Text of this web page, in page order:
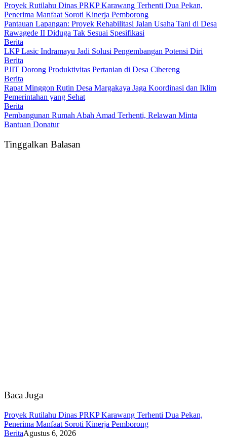
Proyek Rutilahu Dinas PRKP Karawang Terhenti Dua Pekan,
Penerima Manfaat Soroti Kinerja Pemborong
Pantauan Lapangan: Proyek Rehabilitasi Jalan Usaha Tani di Desa
Rawagede II Diduga Tak Sesuai Spesifikasi
Berita
LKP Lasic Indramayu Jadi Solusi Pengembangan Potensi Diri
Berita
PJIT Dorong Produktivitas Pertanian di Desa Cibereng
Berita
Rapat Minggon Rutin Desa Margakaya Jaga Koordinasi dan Iklim
Pemerintahan yang Sehat
Berita
Pembangunan Rumah Abah Amad Terhenti, Relawan Minta
Bantuan Donatur
Tinggalkan Balasan
Baca Juga
Proyek Rutilahu Dinas PRKP Karawang Terhenti Dua Pekan,
Penerima Manfaat Soroti Kinerja Pemborong
BeritaAgustus 6, 2026